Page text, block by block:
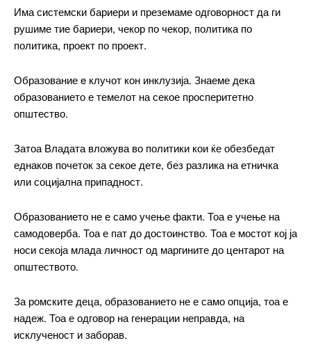
Има системски бариери и преземаме одговорност да ги
рушиме тие бариери, чекор по чекор, политика по
политика, проект по проект.
Образование e клучот кон инклузија. Знаеме дека
образованието е темелот на секое просперитетно
општество.
Затоа Владата вложува во политики кои ќе обезбедат
еднаков почеток за секое дете, без разлика на етничка
или социјална припадност.
Образованието не е само учење факти. Тоа е учење на
самодоверба. Тоа е пат до достоинство. Тоа е мостот кој ја
носи секоја млада личност од маргините до центарот на
општеството.
За ромските деца, образованието не е само опција, тоа е
надеж. Тоа е одговор на генерации неправда, на
исклученост и заборав.